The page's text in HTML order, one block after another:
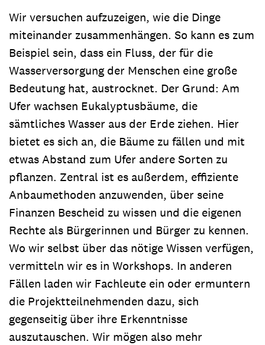
Wir versuchen aufzuzeigen, wie die Dinge
miteinander zusammenhängen. So kann es zum
Beispiel sein, dass ein Fluss, der für die
Wasserversorgung der Menschen eine große
Bedeutung hat, austrocknet. Der Grund: Am
Ufer wachsen Eukalyptusbäume, die
sämtliches Wasser aus der Erde ziehen. Hier
bietet es sich an, die Bäume zu fällen und mit
etwas Abstand zum Ufer andere Sorten zu
pflanzen. Zentral ist es außerdem, effiziente
Anbaumethoden anzu­wenden, über seine
Finanzen Bescheid zu wissen und die eigenen
Rechte als Bürgerinnen und Bürger zu kennen.
Wo wir selbst über das nötige Wissen verfügen,
vermitteln wir es in Workshops. In anderen
Fällen laden wir Fachleute ein oder ermuntern
die Projektteilnehmenden dazu, sich
gegenseitig über ihre Erkenntnisse
auszutauschen. Wir mögen also mehr